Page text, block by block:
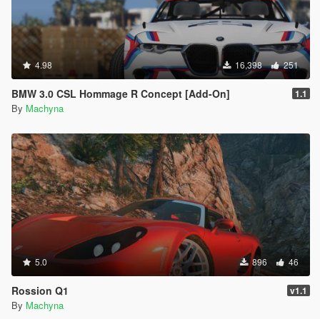
4.98 16,398 251
BMW 3.0 CSL Hommage R Concept [Add-On] 1.1
By Machyna
5.0 896 46
Rossion Q1 v1.1
By Machyna